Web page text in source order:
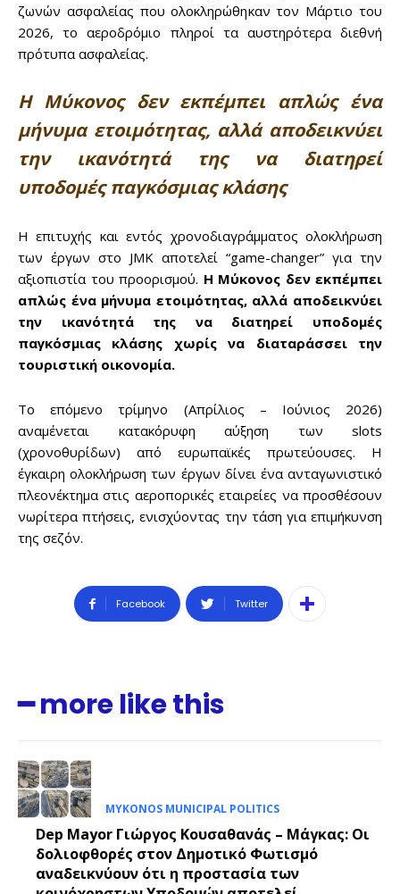
ζωνών ασφαλείας που ολοκληρώθηκαν τον Μάρτιο του
2026, το αεροδρόμιο πληροί τα αυστηρότερα διεθνή
πρότυπα ασφαλείας.
Η Μύκονος δεν εκπέμπει απλώς ένα
μήνυμα ετοιμότητας, αλλά αποδεικνύει
την ικανότητά της να διατηρεί
υποδομές παγκόσμιας κλάσης
Η επιτυχής και εντός χρονοδιαγράμματος ολοκλήρωση
των έργων στο JMK αποτελεί “game-changer” για την
αξιοπιστία του προορισμού. Η Μύκονος δεν εκπέμπει
απλώς ένα μήνυμα ετοιμότητας, αλλά αποδεικνύει
την ικανότητά της να διατηρεί υποδομές
παγκόσμιας κλάσης χωρίς να διαταράσσει την
τουριστική οικονομία.
Το επόμενο τρίμηνο (Απρίλιος – Ιούνιος 2026)
αναμένεται κατακόρυφη αύξηση των slots
(χρονοθυρίδων) από ευρωπαϊκές πρωτεύουσες. Η
έγκαιρη ολοκλήρωση των έργων δίνει ένα ανταγωνιστικό
πλεονέκτημα στις αεροπορικές εταιρείες να προσθέσουν
νωρίτερα πτήσεις, ενισχύοντας την τάση για επιμήκυνση
της σεζόν.
Facebook Twitter
━ more like this
MYKONOS MUNICIPAL POLITICS
Dep Mayor Γιώργος Κουσαθανάς – Μάγκας: Οι
δολιοφθορές στον Δημοτικό Φωτισμό
αναδεικνύουν ότι η προστασία των